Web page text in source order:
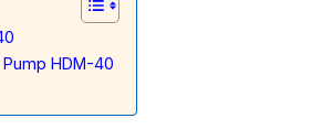
HDM-40